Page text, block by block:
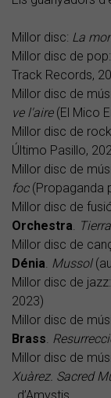
Millor disc: La
Millor disc de pop:
Track Records,
Millor disc de
ve l'aire (El Mico
Millor disc de
Último Pasillo,
Millor disc de
foc (Propaganda
Millor disc de
Orchestra.
Millor disc de
Dénia. Mussol
Millor disc de jazz:
2023)
Millor disc de
Brass.
Millor disc de
Xuàrez. Sacred